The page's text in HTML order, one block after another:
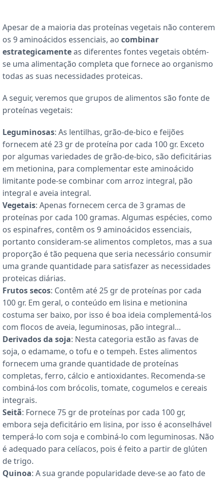
Apesar de a maioria das proteínas vegetais não conterem
os 9 aminoácidos essenciais, ao combinar
estrategicamenteas diferentes fontes vegetais obtém-
se uma alimentação completa que fornece ao organismo
todas as suas necessidades proteicas.
A seguir, veremos que grupos de alimentos são fonte de
proteínas vegetais:
Leguminosas: As lentilhas, grão-de-bico e feijões
fornecem até 23 gr de proteína por cada 100 gr. Exceto
por algumas variedades de grão-de-bico, são deficitárias
em metionina, para complementar este aminoácido
limitante pode-se combinar com arroz integral, pão
integral e aveia integral.
Vegetais: Apenas fornecem cerca de 3 gramas de
proteínas por cada 100 gramas. Algumas espécies, como
os espinafres, contêm os 9 aminoácidos essenciais,
portanto consideram-se alimentos completos, mas a sua
proporção é tão pequena que seria necessário consumir
uma grande quantidade para satisfazer as necessidades
proteicas diárias.
Frutos secos: Contêm até 25 gr de proteínas por cada
100 gr. Em geral, o conteúdo em lisina e metionina
costuma ser baixo, por isso é boa ideia complementá-los
com flocos de aveia, leguminosas, pão integral…
Derivados da soja: Nesta categoria estão as favas de
soja, o edamame, o tofu e o tempeh. Estes alimentos
fornecem uma grande quantidade de proteínas
completas, ferro, cálcio e antioxidantes. Recomenda-se
combiná-los com brócolis, tomate, cogumelos e cereais
integrais.
Seitã: Fornece 75 gr de proteínas por cada 100 gr,
embora seja deficitário em lisina, por isso é aconselhável
temperá-lo com soja e combiná-lo com leguminosas. Não
é adequado para celíacos, pois é feito a partir de glúten
de trigo.
Quinoa: A sua grande popularidade deve-se ao fato de